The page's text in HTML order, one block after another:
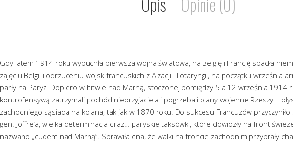
Gdy latem 1914 roku wybuchła pierwsza wojna światowa, na Belgię i Francję spadła
zajęciu Belgii i odrzuceniu wojsk francuskich z Alzacji i Lotaryngii, na początku września
parły na Paryż. Dopiero w bitwie nad Marną, stoczonej pomiędzy 5 a 12 września 1914
kontrofensywą zatrzymali pochód nieprzyjaciela i pogrzebali plany wojenne Rzeszy –
zachodniego sąsiada na kolana, tak jak w 1870 roku. Do sukcesu Francuzów
gen. Joffre’a, wielka determinacja oraz… paryskie taksówki, które dowiozły na front
nazwano „cudem nad Marną”. Sprawiła ona, że walki na froncie zachodnim przybrały